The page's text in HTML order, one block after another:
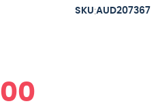
:AUD207367
00